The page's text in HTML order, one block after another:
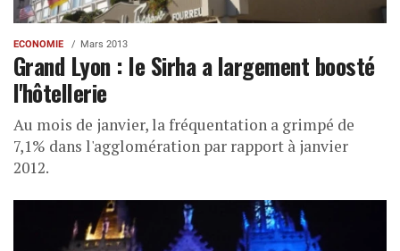
ECONOMIE Mars 2013
Grand Lyon : le Sirha a largement boosté
l'hôtellerie
Au mois de janvier, la fréquentation a grimpé de
7,1% dans l'agglomération par rapport à janvier
2012.